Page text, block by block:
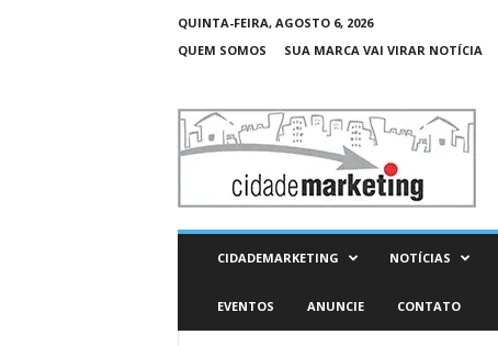
QUINTA-FEIRA, AGOSTO 6, 2026
QUEM SOMOS
SUA MARCA VAI VIRAR NOTÍCIA
C
d
CIDADEMARKETING NOTÍCIAS
EVENTOS ANUNCIE CONTATO